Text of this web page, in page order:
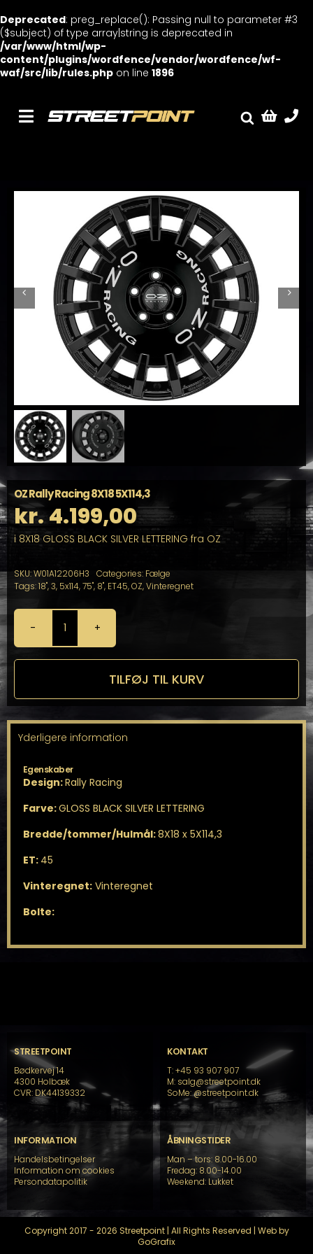
Deprecated: preg_replace(): Passing null to parameter #3
($subject) of type array|string is deprecated in
/var/www/html/wp-
content/plugins/wordfence/vendor/wordfence/wf-
waf/src/lib/rules.php on line 1896
content
Toggle
Streetcars
Ventilrens
Værksted
OZ Rally Racing 8X18 5X114,3
kr.4.199,00
i 8X18 GLOSS BLACK SILVER LETTERING fra OZ
SKU:W01A12206H3 Categories: Fælge
Tags:18",3, 5x114,75", 8", ET45,OZ,Vinteregnet
OZ
Rally
Racing
antal
TILFØJ TIL KURV
Yderligere information
Egenskaber
Design:Rally Racing
Farve:GLOSS BLACK SILVER LETTERING
Bredde/tommer/Hulmål:8X18 x 5X114,3
ET: 45
Vinteregnet:Vinteregnet
Bolte:
STREETPOINT
Bødkervej 14
4300 Holbæk
CVR: DK44139332
KONTAKT
T: +45 93 907 907
M: salg@streetpoint.dk
SoMe:@streetpoint.dk
INFORMATION
Handelsbetingelser
Information om cookies
Persondatapolitik
ÅBNINGSTIDER
Man – tors: 8.00-16.00
Fredag: 8.00-14.00
Weekend: Lukket
Copyright 2017 - 2026 Streetpoint | All Rights Reserved | Web by
GoGrafix